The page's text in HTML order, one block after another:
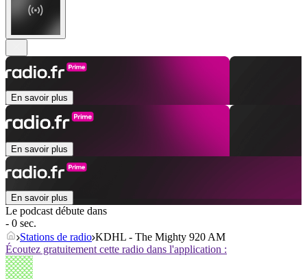
En savoir plus
En savoir plus
En savoir plus
Le podcast débute dans
- 0 sec.
Stations de radio KDHL - The Mighty 920 AM
Écoutez gratuitement cette radio dans l'application :